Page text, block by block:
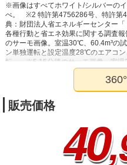
※画像はすべてホワイト/シルバーのイ
べ。
※2 特許第4756286号、特許第
典：財団法人省エネルギーセンター
各種行動と省エネ効果に関する調査報
のサーモ画像。室温30℃、60.4m³の
ン単独運転と設定温度28℃のエアコ
転。
※5 15分後のサーモ画像。室
温度26℃のエアコン単独運転と設定
※6 電気料
ャパネットで算出。風量最小（風量1
大（風量10）で首振りオフの場合約
る試験結果によるもので、実使用空
大風量、首振り90度）で洗濯物に直
風が当たらないよう調整し洗濯物を
を重量を基準に比較。結果：本製品
販売価格
40